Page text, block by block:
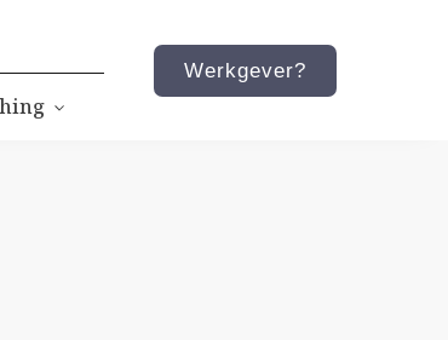
Werkgever?